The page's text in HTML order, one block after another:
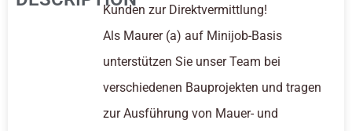
Kunden zur Direktvermittlung!
Als Maurer (a) auf Minijob-Basis
unterstützen Sie unser Team bei
verschiedenen Bauprojekten und tragen
zur Ausführung von Mauer- und